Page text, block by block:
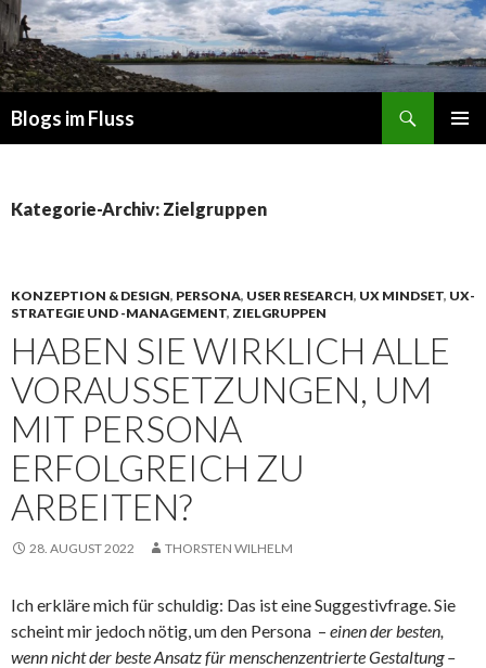
Blogs im Fluss
Kategorie-Archiv: Zielgruppen
KONZEPTION & DESIGN, PERSONA, USER RESEARCH, UX MINDSET, UX-
STRATEGIE UND -MANAGEMENT, ZIELGRUPPEN
HABEN SIE WIRKLICH ALLE
VORAUSSETZUNGEN, UM
MIT PERSONA
ERFOLGREICH ZU
ARBEITEN?
28. AUGUST 2022 THORSTEN WILHELM
Ich erkläre mich für schuldig: Das ist eine Suggestivfrage. Sie
scheint mir jedoch nötig, um den Persona – einen der besten,
wenn nicht der beste Ansatz für menschenzentrierte Gestaltung –